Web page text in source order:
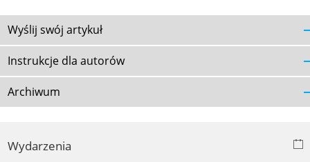
Wyślij swój artykuł
Instrukcje dla autorów
Archiwum
Wydarzenia